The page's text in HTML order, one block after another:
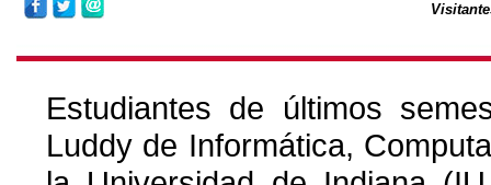
Estudiantes de últimos
Luddy de Informática,